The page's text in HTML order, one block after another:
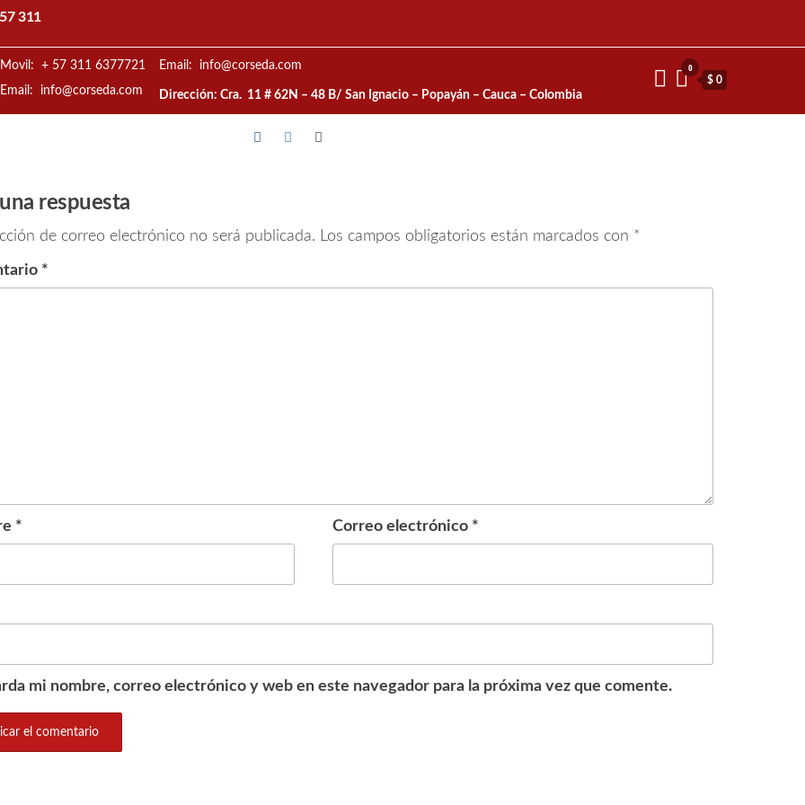
311
Movil: + 57 311 6377721
Email: info@corseda.com
Email: info@corseda.com
Dirección: Cra. 11 # 62N – 48 B/ San Ignacio – Popayán – Cauca – Colombia
0
$ 0
respuesta
de correo electrónico no será publicada. Los campos obligatorios están marcados con *
*
* Correo electrónico *
mi nombre, correo electrónico y web en este navegador para la próxima vez que comente.